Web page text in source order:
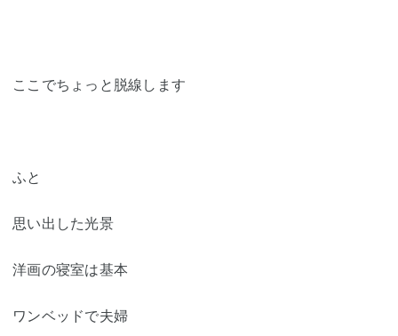
ここでちょっと脱線します
ふと
思い出した光景
洋画の寝室は基本
ワンベッドで夫婦